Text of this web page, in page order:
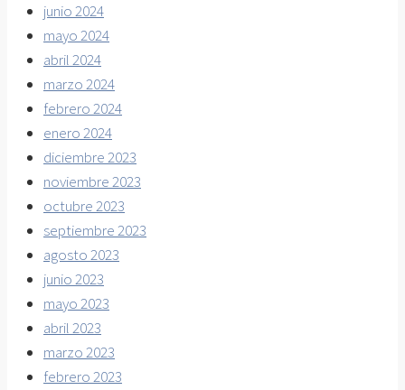
junio 2024
mayo 2024
abril 2024
marzo 2024
febrero 2024
enero 2024
diciembre 2023
noviembre 2023
octubre 2023
septiembre 2023
agosto 2023
junio 2023
mayo 2023
abril 2023
marzo 2023
febrero 2023